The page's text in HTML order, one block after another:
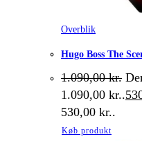
Overblik
Hugo Boss The
1.090,00kr.
1.090,00 kr..
530,00 kr..
Køb produkt